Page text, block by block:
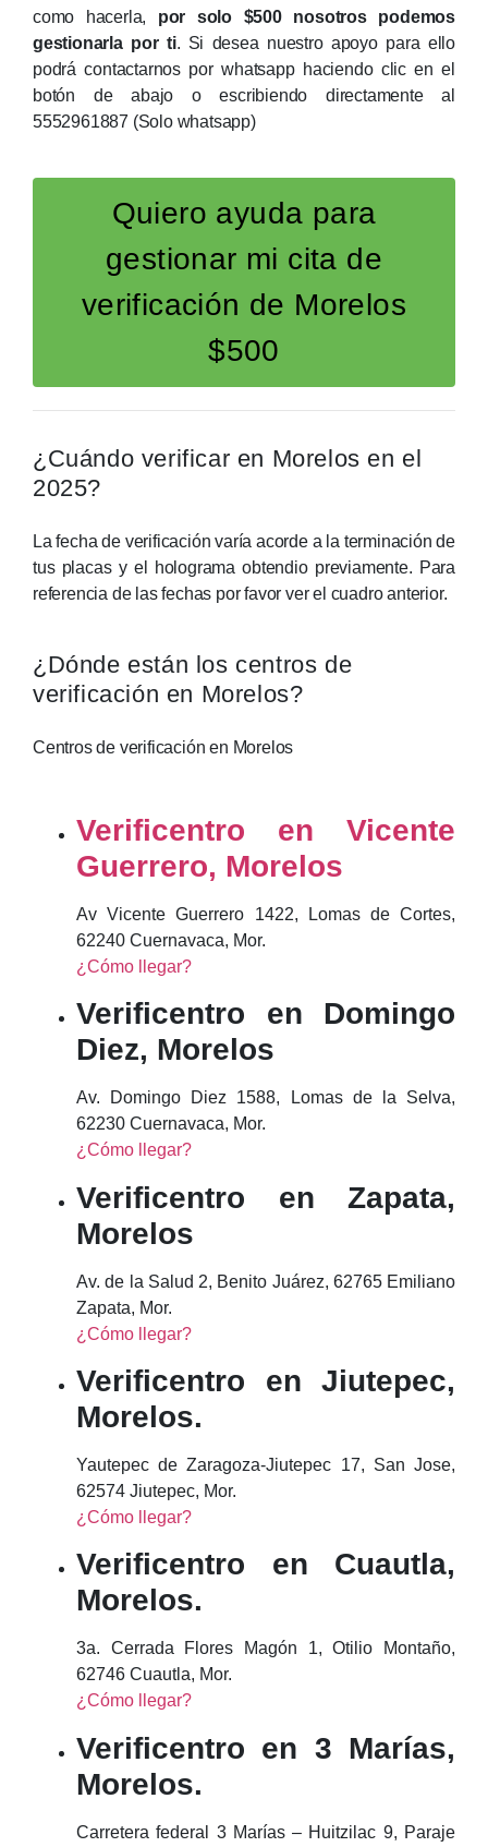
como hacerla, por solo $500 nosotros podemos
gestionarla por ti. Si desea nuestro apoyo para ello
podrá contactarnos por whatsapp haciendo clic en el
botón de abajo o escribiendo directamente al
5552961887 (Solo whatsapp)
Quiero ayuda para
gestionar mi cita de
verificación de Morelos
$500
¿Cuándo verificar en Morelos en el
2025?
La fecha de verificación varía acorde a la terminación de
tus placas y el holograma obtendio previamente. Para
referencia de las fechas por favor ver el cuadro anterior.
¿Dónde están los centros de
verificación en Morelos?
Centros de verificación en Morelos
Verificentro en Vicente
Guerrero, Morelos
Av Vicente Guerrero 1422, Lomas de Cortes,
62240 Cuernavaca, Mor.
¿Cómo llegar?
Verificentro en Domingo
Diez, Morelos
Av. Domingo Diez 1588, Lomas de la Selva,
62230 Cuernavaca, Mor.
¿Cómo llegar?
Verificentro en Zapata,
Morelos
Av. de la Salud 2, Benito Juárez, 62765 Emiliano
Zapata, Mor.
¿Cómo llegar?
Verificentro en Jiutepec,
Morelos.
Yautepec de Zaragoza-Jiutepec 17, San Jose,
62574 Jiutepec, Mor.
¿Cómo llegar?
Verificentro en Cuautla,
Morelos.
3a. Cerrada Flores Magón 1, Otilio Montaño,
62746 Cuautla, Mor.
¿Cómo llegar?
Verificentro en 3 Marías,
Morelos.
Carretera federal 3 Marías – Huitzilac 9, Paraje